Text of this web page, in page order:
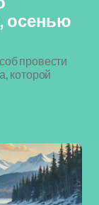
осенью
провести
которой